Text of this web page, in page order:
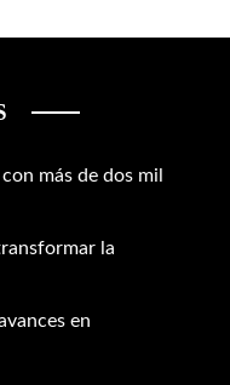
más de dos mil
la
en